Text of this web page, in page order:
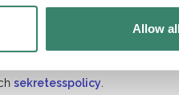
Allow all
sekretesspolicy.